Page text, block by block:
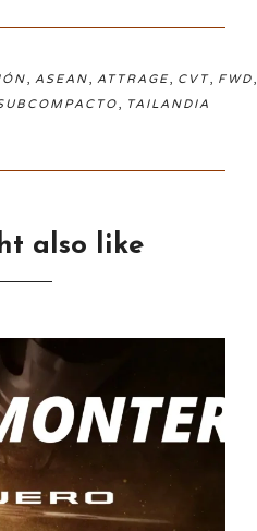
, ASEAN, ATTRAGE, CVT, FWD
, TAILANDIA
also like